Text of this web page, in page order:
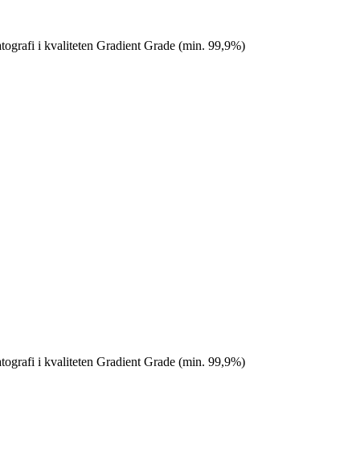
i kvaliteten Gradient Grade (min. 99,9%)
i kvaliteten Gradient Grade (min. 99,9%)